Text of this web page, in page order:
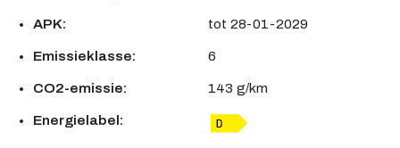
APK: tot 28-01-2029
Emissieklasse: 6
CO2-emissie: 143 g/km
Energielabel: